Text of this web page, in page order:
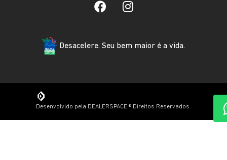
Desacelere. Seu bem maior é a vida.
Desenvolvido pela DEALERSPACE ® Direitos Reservados.